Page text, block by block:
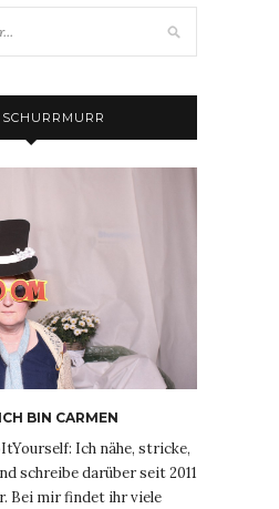
BIN CARMEN
Ich nähe, stricke,
schreibe darüber seit 2011
Bei mir findet ihr viele